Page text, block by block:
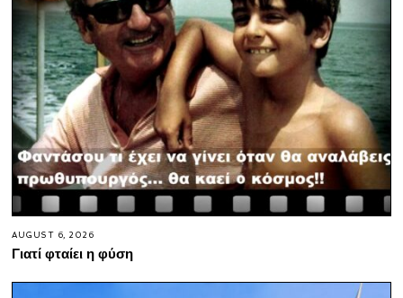
AUGUST 6, 2026
Γιατί φταίει η φύση